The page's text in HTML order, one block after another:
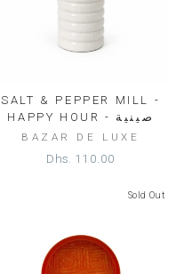
SALT & PEPPER MILL -
HAPPY HOUR - صينية
BAZAR DE LUXE
Dhs. 110.00
Sold Out